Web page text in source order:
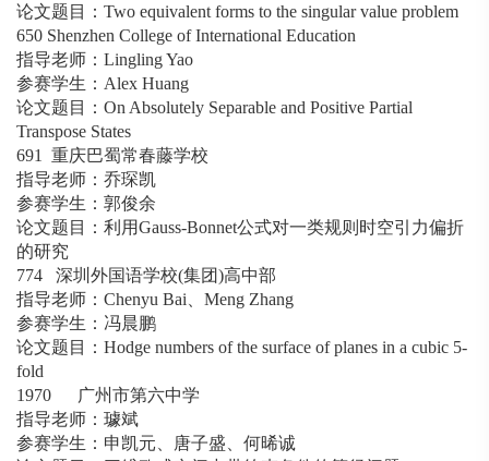
论文题目：Two equivalent forms to the singular value problem
650 Shenzhen College of International Education
指导老师：Lingling Yao
参赛学生：Alex Huang
论文题目：On Absolutely Separable and Positive Partial
Transpose States
691 重庆巴蜀常春藤学校
指导老师：乔琛凯
参赛学生：郭俊余
论文题目：利用Gauss-Bonnet公式对一类规则时空引力偏折
的研究
774 深圳外国语学校(集团)高中部
指导老师：Chenyu Bai、Meng Zhang
参赛学生：冯晨鹏
论文题目：Hodge numbers of the surface of planes in a cubic 5-
fold
1970 广州市第六中学
指导老师：璩斌
参赛学生：申凯元、唐子盛、何晞诚